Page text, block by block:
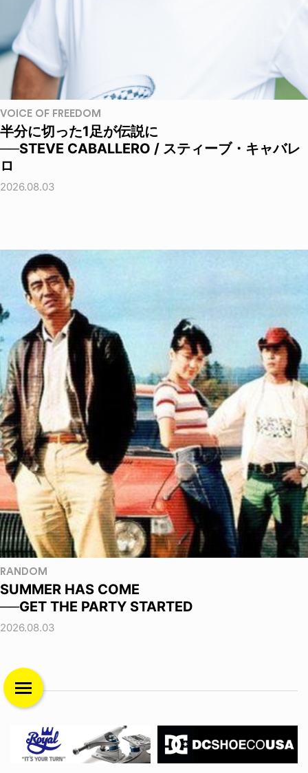
VOICE OF FREEDOM
半分に切った1足が伝説に
──STEVE CABALLERO / スティーブ・キャバレ
ロ
2026.08.03
RANDOM
SUMMER HAS COME
──GET THE PARTY STARTED
2026.08.03